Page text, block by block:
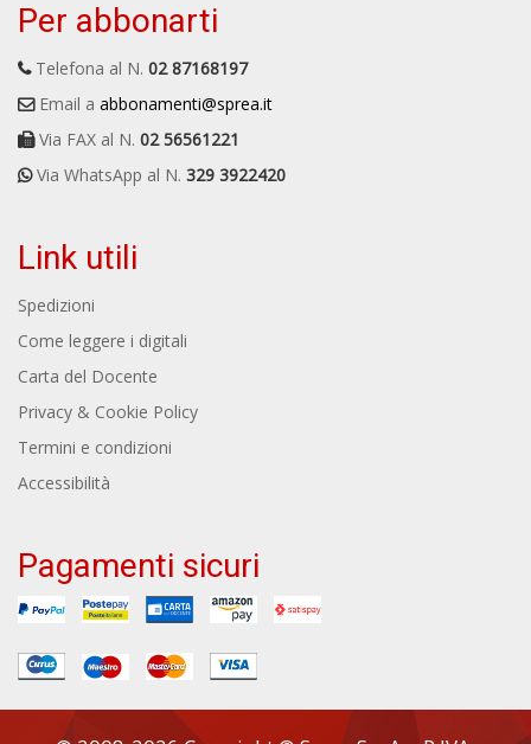
Per abbonarti
Telefona al N. 02 87168197
Email a abbonamenti@sprea.it
Via FAX al N. 02 56561221
Via WhatsApp al N. 329 3922420
Link utili
Spedizioni
Come leggere i digitali
Carta del Docente
Privacy & Cookie Policy
Termini e condizioni
Accessibilità
Pagamenti sicuri